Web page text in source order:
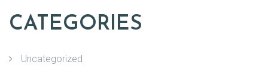
CATEGORIES
Uncategorized